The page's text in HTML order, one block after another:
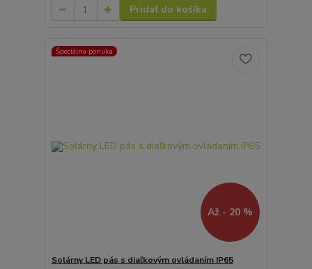
Pridať do košíka
Špeciálna ponuka
Až - 20 %
Solárny LED pás s diaľkovým ovládaním IP65